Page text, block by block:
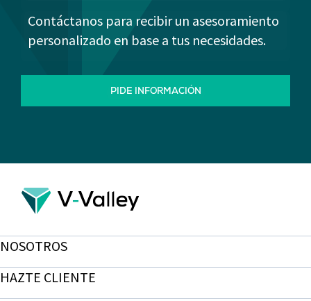
Contáctanos para recibir un asesoramiento
personalizado en base a tus necesidades.
PIDE INFORMACIÓN
NOSOTROS
HAZTE CLIENTE